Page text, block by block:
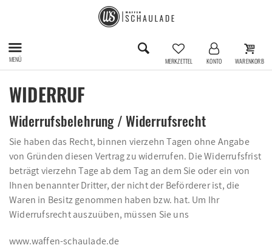
MENÜ MERKZETTEL KONTO WARENKORB
WIDERRUF
Widerrufsbelehrung / Widerrufsrecht
Sie haben das Recht, binnen vierzehn Tagen ohne Angabe
von Gründen diesen Vertrag zu widerrufen. Die Widerrufsfrist
beträgt vierzehn Tage ab dem Tag an dem Sie oder ein von
Ihnen benannter Dritter, der nicht der Beförderer ist, die
Waren in Besitz genommen haben bzw. hat. Um Ihr
Widerrufsrecht auszuüben, müssen Sie uns
www.waffen-schaulade.de